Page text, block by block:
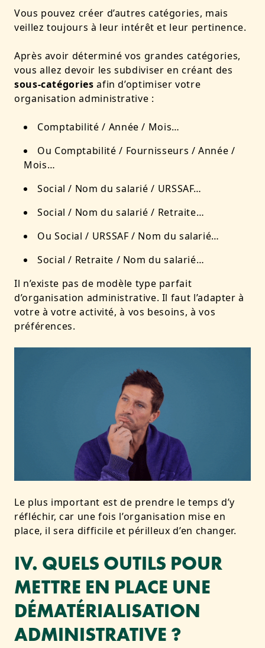
Vous pouvez créer d’autres catégories, mais
veillez toujours à leur intérêt et leur pertinence.
Après avoir déterminé vos grandes catégories,
vous allez devoir les subdiviser en créant des
sous-catégories afin d’optimiser votre
organisation administrative :
Comptabilité / Année / Mois…
Ou Comptabilité / Fournisseurs / Année /
Mois…
Social / Nom du salarié / URSSAF…
Social / Nom du salarié / Retraite…
Ou Social / URSSAF / Nom du salarié…
Social / Retraite / Nom du salarié…
Il n’existe pas de modèle type parfait
d’organisation administrative. Il faut l’adapter à
votre à votre activité, à vos besoins, à vos
préférences.
Le plus important est de prendre le temps d’y
réfléchir, car une fois l’organisation mise en
place, il sera difficile et périlleux d’en changer.
IV. QUELS OUTILS POUR
METTRE EN PLACE UNE
DÉMATÉRIALISATION
ADMINISTRATIVE ?